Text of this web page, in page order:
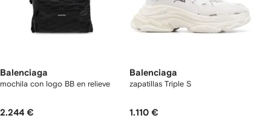
Balenciaga
mochila con logo BB en relieve
2.244 €
Balenciaga
zapatillas Triple S
1.110 €